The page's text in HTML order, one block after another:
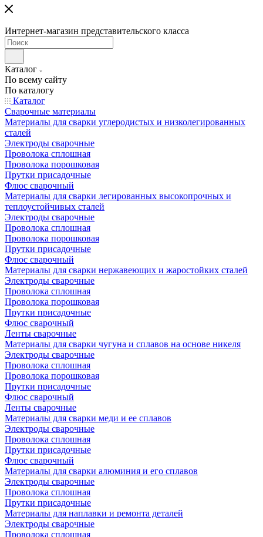
Интернет-магазин представительского класса
Каталог
По всему сайту
По каталогу
Каталог
Сварочные материалы
Материалы для сварки углеродистых и низколегированных
сталей
Электроды сварочные
Проволока сплошная
Проволока порошковая
Прутки присадочные
Флюс сварочный
Материалы для сварки легированных высокопрочных и
теплоустойчивых сталей
Электроды сварочные
Проволока сплошная
Проволока порошковая
Прутки присадочные
Флюс сварочный
Материалы для сварки нержавеющих и жаростойких сталей
Электроды сварочные
Проволока сплошная
Проволока порошковая
Прутки присадочные
Флюс сварочный
Ленты сварочные
Материалы для сварки чугуна и сплавов на основе никеля
Электроды сварочные
Проволока сплошная
Проволока порошковая
Прутки присадочные
Флюс сварочный
Ленты сварочные
Материалы для сварки меди и ее сплавов
Электроды сварочные
Проволока сплошная
Прутки присадочные
Флюс сварочный
Материалы для сварки алюминия и его сплавов
Электроды сварочные
Проволока сплошная
Прутки присадочные
Материалы для наплавки и ремонта деталей
Электроды сварочные
Проволока сплошная